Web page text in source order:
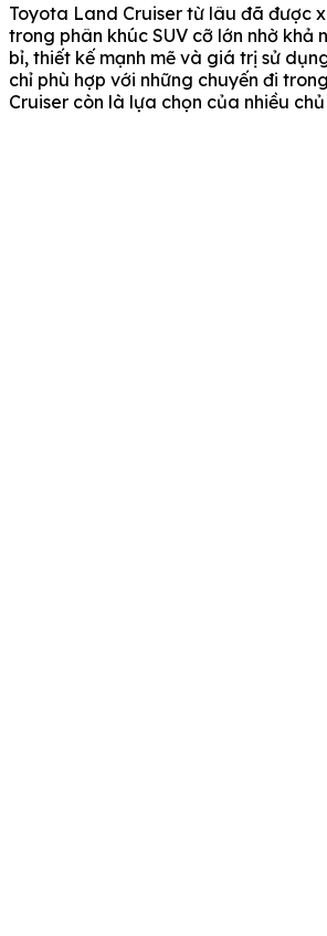
Toyota Land Cruiser từ lâu đã được
trong phân khúc SUV cỡ lớn nhờ khả
bỉ, thiết kế mạnh mẽ và giá trị sử
chỉ phù hợp với những chuyến đi
Cruiser còn là lựa chọn của nhiều